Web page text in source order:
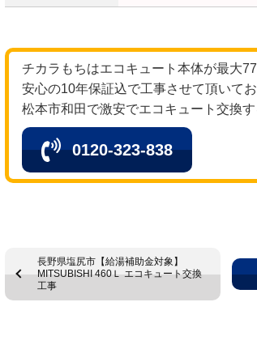
チカラもちはエコキュート本体が最大
安心の10年保証込で工事させて頂いてお
松本市和田で激安でエコキュート交換
0120-323-838
長野県塩尻市【給湯補助金対象】
MITSUBISHI 460Ｌ エコキュート交換
工事